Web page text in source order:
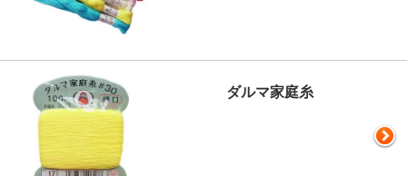
ダルマ家庭糸